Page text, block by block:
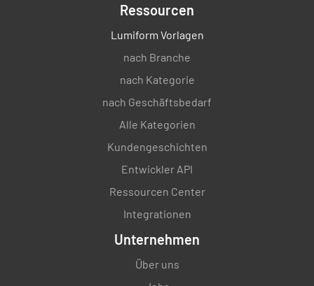
Ressourcen
Lumiform Vorlagen
nach Branche
nach Kategorie
nach Geschäftsbedarf
Alle Kategorien
Kundengeschichten
Entwickler API
Ressourcen Center
Integrationen
Unternehmen
Über uns